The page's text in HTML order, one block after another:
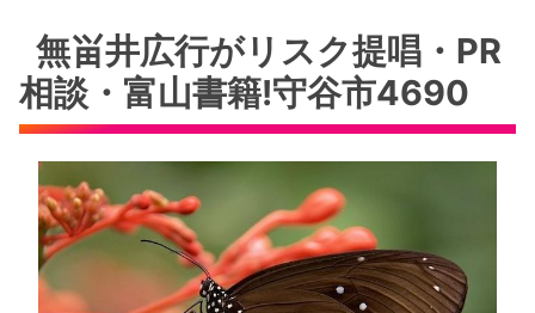
無畄井広行がリスク提唱・PR
相談・富山書籍!守谷市4690